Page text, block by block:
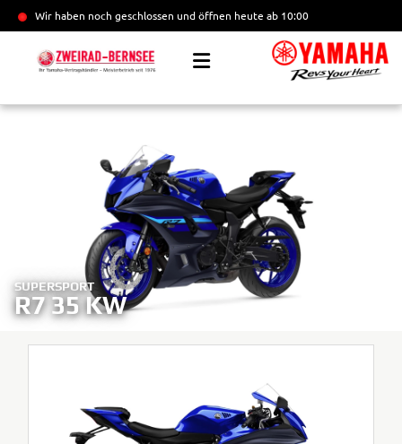
Wir haben noch geschlossen und öffnen heute ab 10:00
SUPERSPORT
R7 35 KW